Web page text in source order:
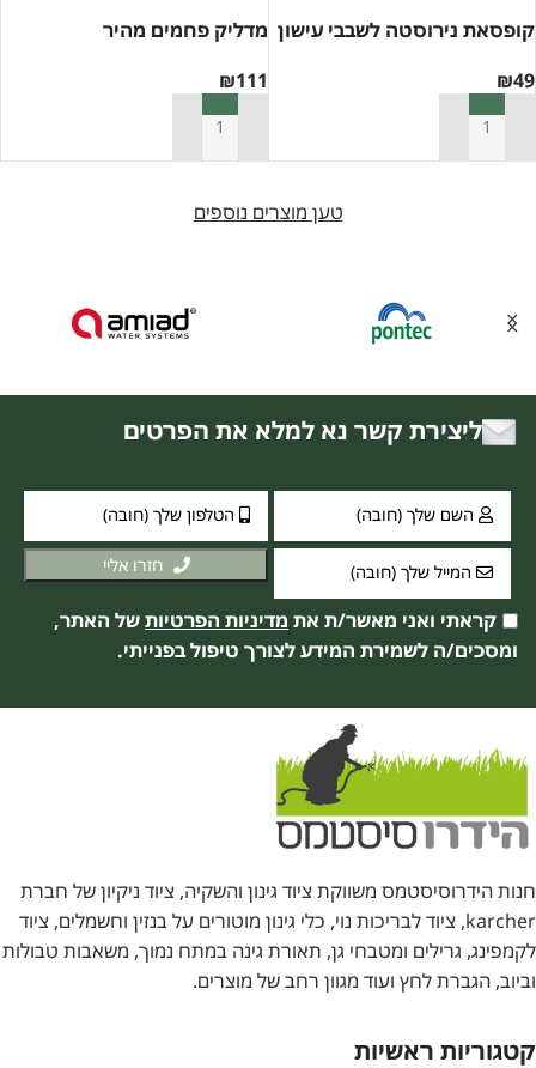
קופסאת נירוסטה לשבבי עישון
₪49
הוספה לסל
מדליק פחמים מהיר
₪111
הוספה לסל
טען מוצרים נוספים
ליצירת קשר נא למלא את הפרטים
חזרו אליי
קראתי ואני מאשר/ת את מדיניות הפרטיות של האתר,
ומסכים/ה לשמירת המידע לצורך טיפול בפנייתי.
חנות הידרוסיסטמס משווקת ציוד גינון והשקיה, ציוד ניקיון של חברת
karcher, ציוד לבריכות נוי, כלי גינון מוטורים על בנזין וחשמלים, ציוד
לקמפינג, גרילים ומטבחי גן, תאורת גינה במתח נמוך, משאבות טבולות
וביוב, הגברת לחץ ועוד מגוון רחב של מוצרים.
קטגוריות ראשיות